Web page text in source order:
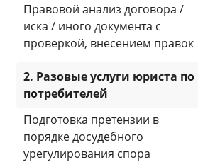
Правовой анализ договора /
иска / иного документа с
проверкой, внесением правок
2. Разовые услуги юриста
потребителей
Подготовка претензии в
порядке досудебного
урегулирования спора